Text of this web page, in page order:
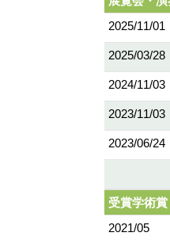
2025/11/01
2025/03/28
2024/11/03
2023/11/03
2023/06/24
受賞学術賞
2021/05